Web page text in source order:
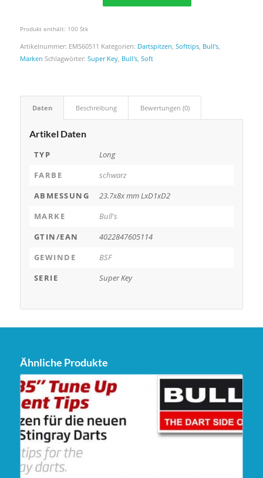
Produkt enthält: 100 Stk
Artikelnummer: EMS60511 Kategorien: Dartspitzen, Softtips, Bull's,
Marken Schlagwörter: Super Key, Bull's, Soft
Daten Beschreibung Bewertungen (0)
Artikel Daten
TYP
Long
FARBE
schwarz
ABMESSUNG
23.7x8x mm LxD1xD2
MARKE
Bull's
GTIN/EAN
4022847605114
GEWINDE
BSF
SERIE
Super Key
Ähnliche Produkte